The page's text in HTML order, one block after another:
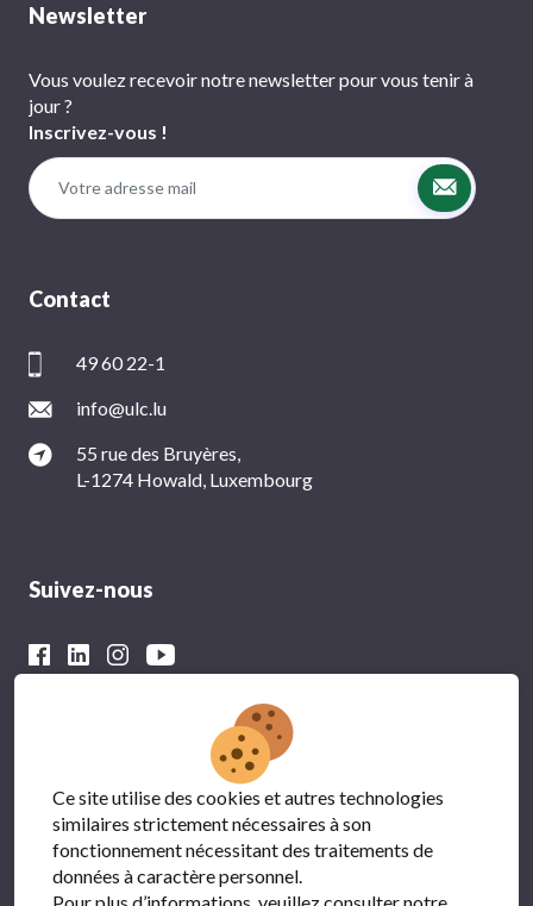
Newsletter
Vous voulez recevoir notre newsletter pour vous tenir à
jour ?
Inscrivez-vous !
Contact
49 60 22-1
info@ulc.lu
55 rue des Bruyères,
L-1274 Howald, Luxembourg
Suivez-nous
Avec le soutien financier du
Ce site utilise des cookies et autres technologies
similaires strictement nécessaires à son
fonctionnement nécessitant des traitements de
données à caractère personnel.